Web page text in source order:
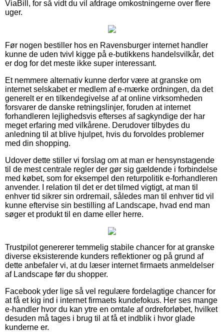
ViaBill, for så vidt du vil afdrage omkostningerne over flere
uger.
Før nogen bestiller hos en Ravensburger internet handler
kunne de uden tvivl kigge på e-butikkens handelsvilkår, det
er dog for det meste ikke super interessant.
Et nemmere alternativ kunne derfor være at granske om
internet selskabet er medlem af e-mærke ordningen, da det
generelt er en tilkendegivelse af at online virksomheden
forsvarer de danske retningslinjer, foruden at internet
forhandleren lejlighedsvis efterses af sagkyndige der har
meget erfaring med vilkårene. Derudover tilbydes du
anledning til at blive hjulpet, hvis du forvoldes problemer
med din shopping.
Udover dette stiller vi forslag om at man er hensynstagende
til de mest centrale regler der gør sig gældende i forbindelse
med købet, som for eksempel den returpolitik e-forhandleren
anvender. I relation til det er det tilmed vigtigt, at man til
enhver tid sikrer sin ordremail, således man til enhver tid vil
kunne eftervise sin bestilling af Landscape, hvad end man
søger et produkt til en dame eller herre.
Trustpilot genererer temmelig stabile chancer for at granske
diverse eksisterende kunders reflektioner og på grund af
dette anbefaler vi, at du læser internet firmaets anmeldelser
af Landscape før du shopper.
Facebook yder lige så vel regulære fordelagtige chancer for
at få et kig ind i internet firmaets kundefokus. Her ses mange
e-handler hvor du kan ytre en omtale af ordreforløbet, hvilket
desuden må tages i brug til at få et indblik i hvor glade
kunderne er.